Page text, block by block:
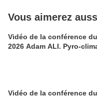
Vous aimerez
Vidéo de la conférence
2026 Adam ALI. Pyro-
Vidéo de la conférence